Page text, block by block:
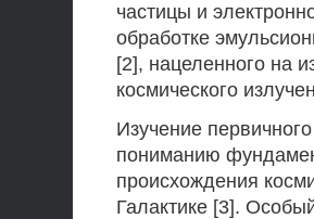
частицы и
обработке
[2], нацеленного на
космического
Изучение
пониманию
происхождения
Галактике [3].